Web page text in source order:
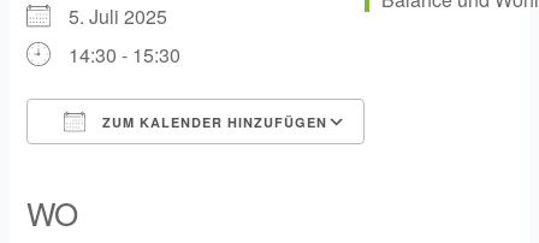
5. Juli 2025
14:30 - 15:30
ZUM KALENDER HINZUFÜGEN
WO